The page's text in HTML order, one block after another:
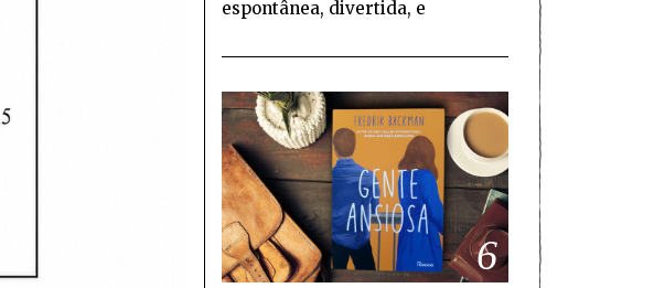
espontânea, divertida, e
6